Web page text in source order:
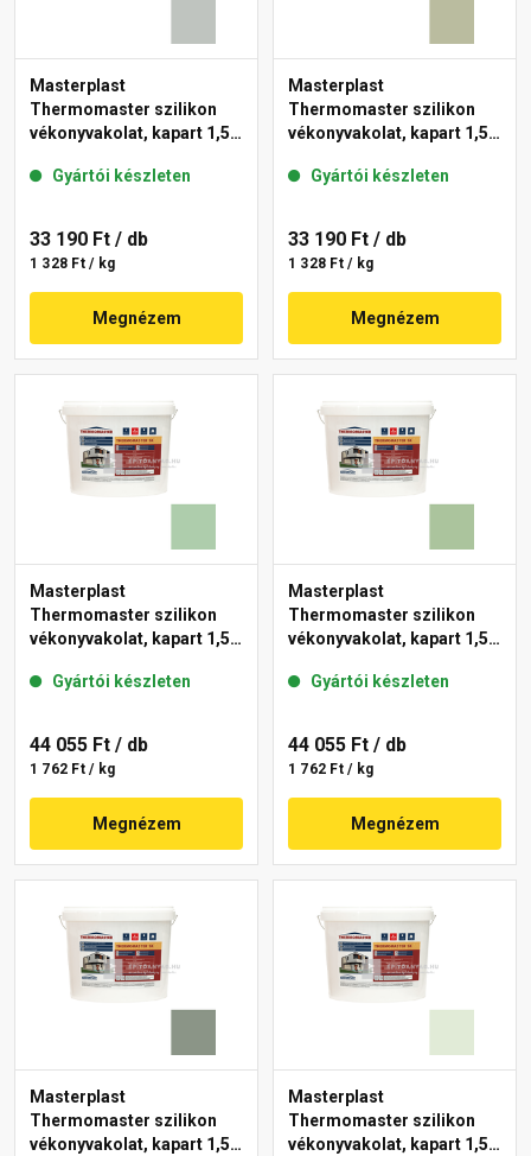
Masterplast
Thermomaster szilikon
vékonyvakolat, kapart 1,5
Gyártói készleten
33 190 Ft / db
1 328 Ft / kg
Megnézem
Masterplast
Thermomaster szilikon
vékonyvakolat, kapart 1,5
Gyártói készleten
33 190 Ft / db
1 328 Ft / kg
Megnézem
Masterplast
Thermomaster szilikon
vékonyvakolat, kapart 1,5
Gyártói készleten
44 055 Ft / db
1 762 Ft / kg
Megnézem
Masterplast
Thermomaster szilikon
vékonyvakolat, kapart 1,5
Gyártói készleten
44 055 Ft / db
1 762 Ft / kg
Megnézem
Masterplast
Thermomaster szilikon
vékonyvakolat, kapart 1,5
Masterplast
Thermomaster szilikon
vékonyvakolat, kapart 1,5